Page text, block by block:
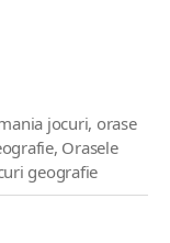
jocuri, orase
, Orasele
geografie